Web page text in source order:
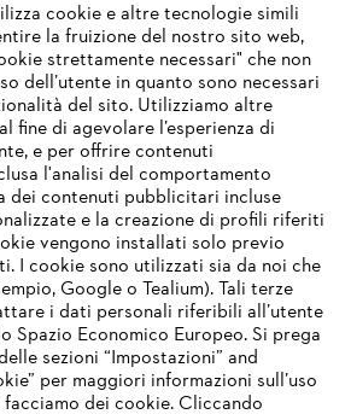
cookie e altre tecnologie simili
la fruizione del nostro sito web,
strettamente necessari" che non
dell’utente in quanto sono necessari
del sito. Utilizziamo altre
fine di agevolare l’esperienza di
e per offrire contenuti
l'analisi del comportamento
dei contenuti pubblicitari incluse
e la creazione di profili riferiti
vengono installati solo previo
I cookie sono utilizzati sia da noi che
Google o Tealium). Tali terze
i dati personali riferibili all’utente
Spazio Economico Europeo. Si prega
sezioni “Impostazioni” and
per maggiori informazioni sull’uso
dei cookie. Cliccando